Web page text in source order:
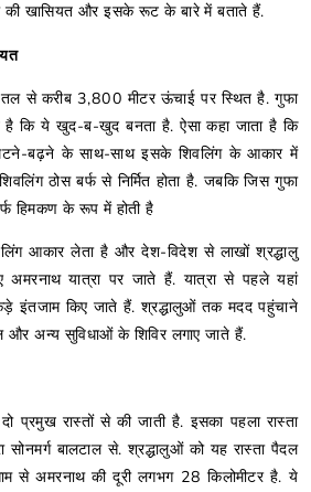
की खासियत और इसके रूट के बारे में बताते हैं.
तल से करीब 3,800 मीटर ऊंचाई पर स्थित है. गुफा
है कि ये खुद-ब-खुद बनता है. ऐसा कहा जाता है कि
बढ़ने के साथ-साथ इसके शिवलिंग के आकार में
ठोस बर्फ से निर्मित होता है. जबकि जिस गुफा
हिमकण के रूप में होती है
आकार लेता है और देश-विदेश से लाखों श्रद्धालु
यात्रा पर जाते हैं. यात्रा से पहले यहां
इंतजाम किए जाते हैं. श्रद्धालुओं तक मदद पहुंचाने
अन्य सुविधाओं के शिविर लगाए जाते हैं.
प्रमुख रास्तों से की जाती है. इसका पहला रास्ता
बालटाल से. श्रद्धालुओं को यह रास्ता पैदल
से अमरनाथ की दूरी लगभग 28 किलोमीटर है. ये